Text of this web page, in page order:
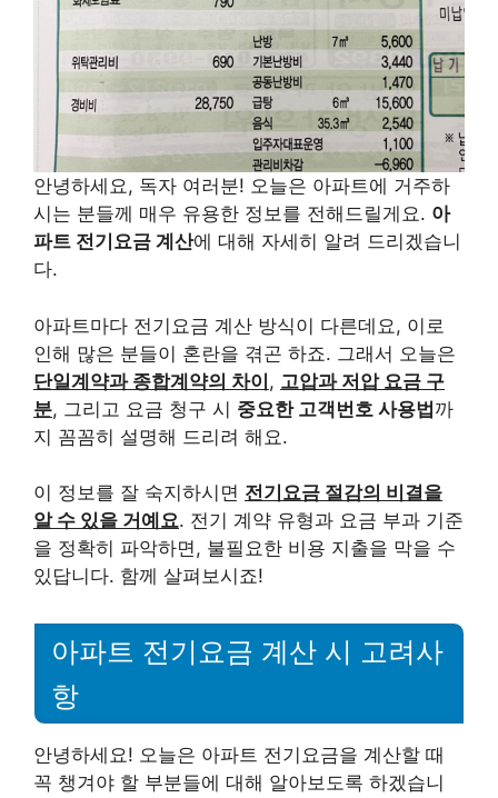
안녕하세요, 독자 여러분! 오늘은 아파트에 거주하
시는 분들께 매우 유용한 정보를 전해드릴게요. 아
파트 전기요금 계산에 대해 자세히 알려 드리겠습니
다.
아파트마다 전기요금 계산 방식이 다른데요, 이로
인해 많은 분들이 혼란을 겪곤 하죠. 그래서 오늘은
단일계약과 종합계약의 차이, 고압과 저압 요금 구
분, 그리고 요금 청구 시 중요한 고객번호 사용법까
지 꼼꼼히 설명해 드리려 해요.
이 정보를 잘 숙지하시면 전기요금 절감의 비결을
알 수 있을 거예요. 전기 계약 유형과 요금 부과 기준
을 정확히 파악하면, 불필요한 비용 지출을 막을 수
있답니다. 함께 살펴보시죠!
아파트 전기요금 계산 시 고려사
항
안녕하세요! 오늘은 아파트 전기요금을 계산할 때
꼭 챙겨야 할 부분들에 대해 알아보도록 하겠습니